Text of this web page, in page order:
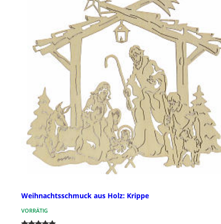
Weihnachtsschmuck aus Holz: Krippe
VORRÄTIG